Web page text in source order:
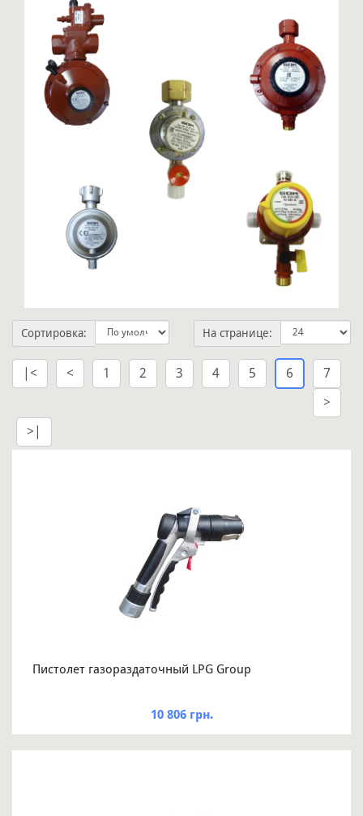
Сортировка: На странице:
|< < 1 2 3 4 5 6
7
>
>|
Пистолет газораздаточный LPG Group
10 806 грн.